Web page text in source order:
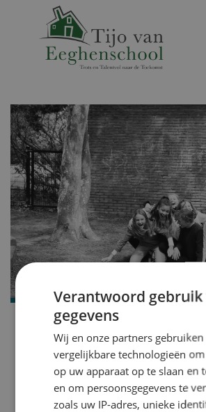
Aanmelden
Wanneer je interesse hebt in onze
of telefonisch contact opnemen voor
afspraak. We leiden je graag rond!
Verantwoord gebruik
gegevens
Wij en onze partners gebruiken
vergelijkbare technologieën
op uw apparaat op te slaan en
en om persoonsgegevens te
zoals uw IP-adres, unieke